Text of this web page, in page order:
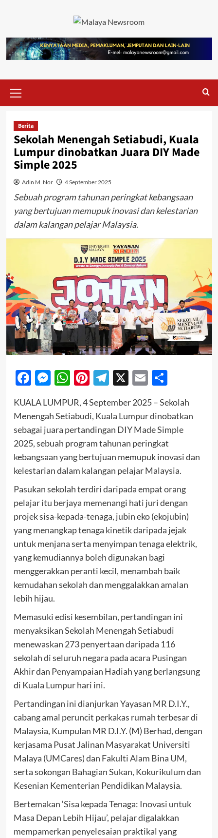
Berita
Sekolah Menengah Setiabudi, Kuala
Lumpur dinobatkan Juara DIY Made
Simple 2025
Adin M. Nor 4 September 2025
Sebuah program tahunan peringkat kebangsaan
yang bertujuan memupuk inovasi dan kelestarian
dalam kalangan pelajar Malaysia.
Facebook
Messenger
WhatsApp
Pinterest
Telegram
X EmailShare
KUALA LUMPUR, 4 September 2025 – Sekolah
Menengah Setiabudi, Kuala Lumpur dinobatkan
sebagai juara pertandingan DIY Made Simple
2025, sebuah program tahunan peringkat
kebangsaan yang bertujuan memupuk inovasi dan
kelestarian dalam kalangan pelajar Malaysia.
Pasukan sekolah terdiri daripada empat orang
pelajar itu berjaya memenangi hati juri dengan
projek sisa-kepada-tenaga, jubin eko (ekojubin)
yang menangkap tenaga kinetik daripada jejak
untuk menjana serta menyimpan tenaga elektrik,
yang kemudiannya boleh digunakan bagi
menggerakkan peranti kecil, menambah baik
kemudahan sekolah dan menggalakkan amalan
lebih hijau.
Memasuki edisi kesembilan, pertandingan ini
menyaksikan Sekolah Menengah Setiabudi
menewaskan 273 penyertaan daripada 116
sekolah di seluruh negara pada acara Pusingan
Akhir dan Penyampaian Hadiah yang berlangsung
di Kuala Lumpur hari ini.
Pertandingan ini dianjurkan Yayasan MR D.I.Y.,
cabang amal peruncit perkakas rumah terbesar di
Malaysia, Kumpulan MR D.I.Y. (M) Berhad, dengan
kerjasama Pusat Jalinan Masyarakat Universiti
Malaya (UMCares) dan Fakulti Alam Bina UM,
serta sokongan Bahagian Sukan, Kokurikulum dan
Kesenian Kementerian Pendidikan Malaysia.
Bertemakan ‘Sisa kepada Tenaga: Inovasi untuk
Masa Depan Lebih Hijau’, pelajar digalakkan
mempamerkan penyelesaian praktikal yang